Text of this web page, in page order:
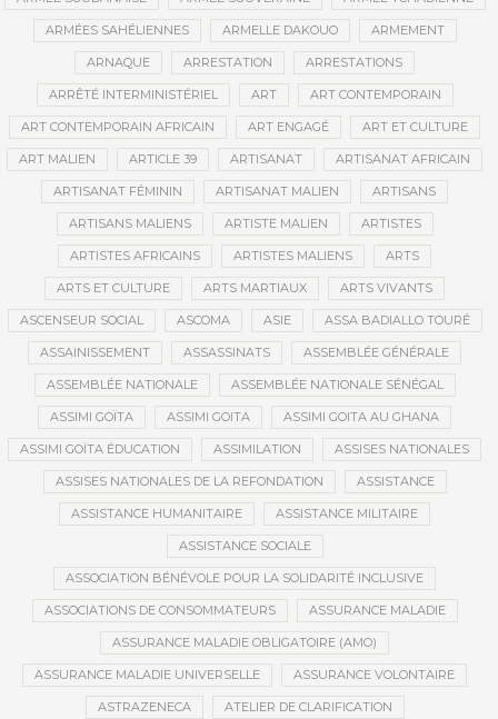
ARMÉES SAHÉLIENNES ARMELLE DAKOUO ARMEMENT
ARNAQUE ARRESTATION ARRESTATIONS
ARRÊTÉ INTERMINISTÉRIEL ART ART CONTEMPORAIN
ART CONTEMPORAIN AFRICAIN ART ENGAGÉ ART ET CULTURE
ART MALIEN ARTICLE 39 ARTISANAT ARTISANAT AFRICAIN
ARTISANAT FÉMININ ARTISANAT MALIEN ARTISANS
ARTISANS MALIENS ARTISTE MALIEN ARTISTES
ARTISTES AFRICAINS ARTISTES MALIENS ARTS
ARTS ET CULTURE ARTS MARTIAUX ARTS VIVANTS
ASCENSEUR SOCIAL ASCOMA ASIE ASSA BADIALLO TOURÉ
ASSAINISSEMENT ASSASSINATS ASSEMBLÉE GÉNÉRALE
ASSEMBLÉE NATIONALE ASSEMBLÉE NATIONALE SÉNÉGAL
ASSIMI GOÏTA ASSIMI GOITA ASSIMI GOITA AU GHANA
ASSIMI GOÏTA ÉDUCATION ASSIMILATION ASSISES NATIONALES
ASSISES NATIONALES DE LA REFONDATION ASSISTANCE
ASSISTANCE HUMANITAIRE ASSISTANCE MILITAIRE
ASSISTANCE SOCIALE
ASSOCIATION BÉNÉVOLE POUR LA SOLIDARITÉ INCLUSIVE
ASSOCIATIONS DE CONSOMMATEURS ASSURANCE MALADIE
ASSURANCE MALADIE OBLIGATOIRE (AMO)
ASSURANCE MALADIE UNIVERSELLE ASSURANCE VOLONTAIRE
ASTRAZENECA ATELIER DE CLARIFICATION